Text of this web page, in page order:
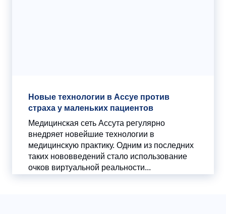
Новые технологии в Ассуе против
страха у маленьких пациентов
Медицинская сеть Ассута регулярно
внедряет новейшие технологии в
медицинскую практику. Одним из последних
таких нововведений стало использование
очков виртуальной реальности...